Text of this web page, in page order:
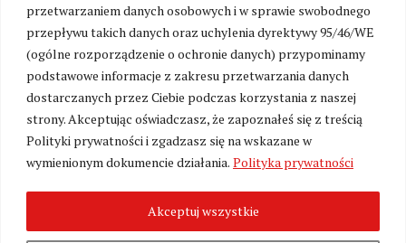
przetwarzaniem danych osobowych i w sprawie swobodnego
przepływu takich danych oraz uchylenia dyrektywy 95/46/WE
(ogólne rozporządzenie o ochronie danych) przypominamy
podstawowe informacje z zakresu przetwarzania danych
dostarczanych przez Ciebie podczas korzystania z naszej
strony. Akceptując oświadczasz, że zapoznałeś się z treścią
Polityki prywatności i zgadzasz się na wskazane w
wymienionym dokumencie działania. Polityka prywatności
Akceptuj wszystkie
Zmień ustawienia cookies
2026. Wszelkie Prawa Zastrzeżone.
Polityka prywatności